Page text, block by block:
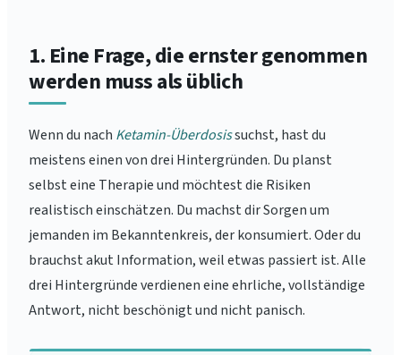
1. Eine Frage, die ernster genommen
werden muss als üblich
Wenn du nach Ketamin-Überdosissuchst, hast du
meistens einen von drei Hintergründen. Du planst
selbst eine Therapie und möchtest die Risiken
realistisch einschätzen. Du machst dir Sorgen um
jemanden im Bekanntenkreis, der konsumiert. Oder du
brauchst akut Information, weil etwas passiert ist. Alle
drei Hintergründe verdienen eine ehrliche, vollständige
Antwort, nicht beschönigt und nicht panisch.